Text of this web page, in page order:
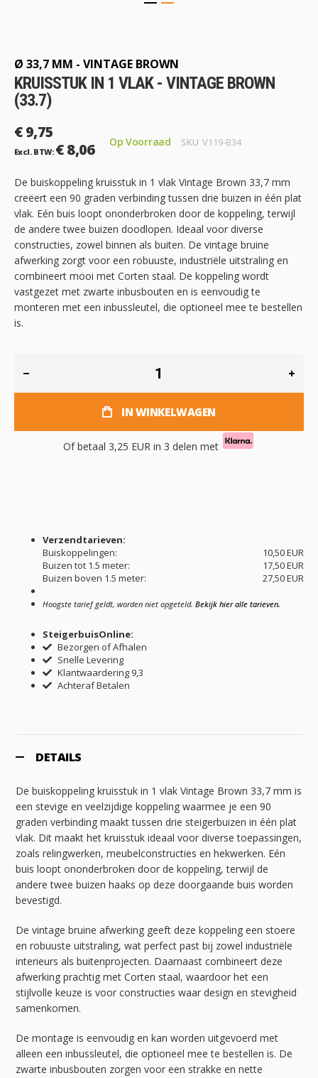
begin
van
de
afbeeldingen-
Ø 33,7 MM - VINTAGE BROWN
KRUISSTUK IN 1 VLAK - VINTAGE BROWN
(33.7)
€ 9,75
€ 8,06
Op Voorraad SKU V119-B34
De buiskoppeling kruisstuk in 1 vlak Vintage Brown 33,7 mm
creëert een 90 graden verbinding tussen drie buizen in één plat
vlak. Eén buis loopt ononderbroken door de koppeling, terwijl
de andere twee buizen doodlopen. Ideaal voor diverse
constructies, zowel binnen als buiten. De vintage bruine
afwerking zorgt voor een robuuste, industriële uitstraling en
combineert mooi met Corten staal. De koppeling wordt
vastgezet met zwarte inbusbouten en is eenvoudig te
monteren met een inbussleutel, die optioneel mee te bestellen
is.
IN WINKELWAGEN
Of betaal 3,25 EUR in 3 delen met
Verzendtarieven:
Buiskoppelingen:
10,50 EUR
Buizen tot 1.5 meter:
17,50 EUR
Buizen boven 1.5 meter:
27,50 EUR
Hoogste tarief geldt, worden niet opgeteld. Bekijk hier alle tarieven.
SteigerbuisOnline:
Bezorgen of Afhalen
Snelle Levering
Klantwaardering 9,3
Achteraf Betalen
DETAILS
De buiskoppeling kruisstuk in 1 vlak Vintage Brown 33,7 mm is
een stevige en veelzijdige koppeling waarmee je een 90
graden verbinding maakt tussen drie steigerbuizen in één plat
vlak. Dit maakt het kruisstuk ideaal voor diverse toepassingen,
zoals relingwerken, meubelconstructies en hekwerken. Eén
buis loopt ononderbroken door de koppeling, terwijl de
andere twee buizen haaks op deze doorgaande buis worden
bevestigd.
De vintage bruine afwerking geeft deze koppeling een stoere
en robuuste uitstraling, wat perfect past bij zowel industriële
interieurs als buitenprojecten. Daarnaast combineert deze
afwerking prachtig met Corten staal, waardoor het een
stijlvolle keuze is voor constructies waar design en stevigheid
samenkomen.
De montage is eenvoudig en kan worden uitgevoerd met
alleen een inbussleutel, die optioneel mee te bestellen is. De
zwarte inbusbouten zorgen voor een strakke en nette